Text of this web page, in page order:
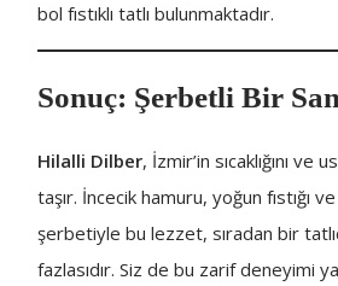
bol fıstıklı tatlı bulunmaktadır.
Sonuç: Şerbetli Bir
Hilalli Dilber, İzmir’in sıcaklığını ve
taşır. İncecik hamuru, yoğun fıstığı
şerbetiyle bu lezzet, sıradan bir
fazlasıdır. Siz de bu zarif deneyimi